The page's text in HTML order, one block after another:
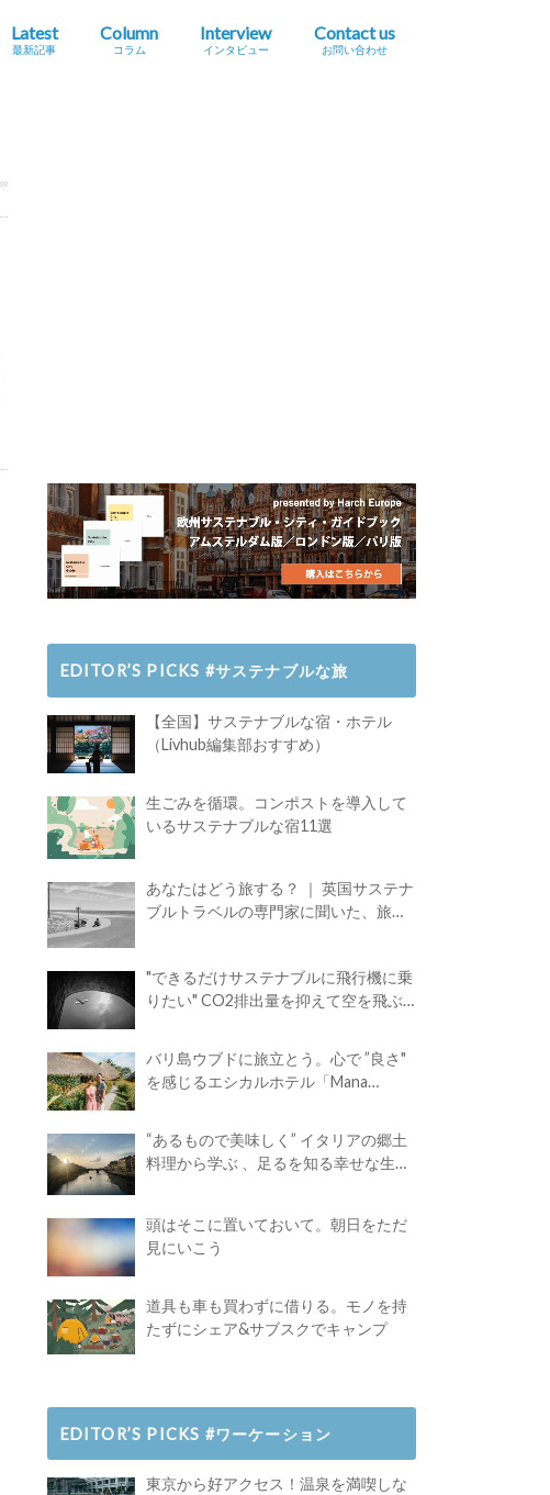
Latest
最新記事
Column
コラム
Interview
インタビュー
Contact us
お問い合わせ
EDITOR’S PICKS #サステナブルな旅
【全国】サステナブルな宿・ホテル
（Livhub編集部おすすめ）
生ごみを循環。コンポストを導入して
いるサステナブルな宿11選
あなたはどう旅する？ ｜ 英国サステナ
ブルトラベルの専門家に聞いた、旅の
"できるだけサステナブルに飛行機に乗
りたい" CO2排出量を抑えて空を飛ぶ
バリ島ウブドに旅立とう。心で ”良さ"
を感じるエシカルホテル「Mana
“あるもので美味しく” イタリアの郷土
料理から学ぶ 、足るを知る幸せな生き
頭はそこに置いておいて。朝日をただ
見にいこう
道具も車も買わずに借りる。モノを持
たずにシェア&サブスクでキャンプ
EDITOR’S PICKS #ワーケーション
東京から好アクセス！温泉を満喫しな